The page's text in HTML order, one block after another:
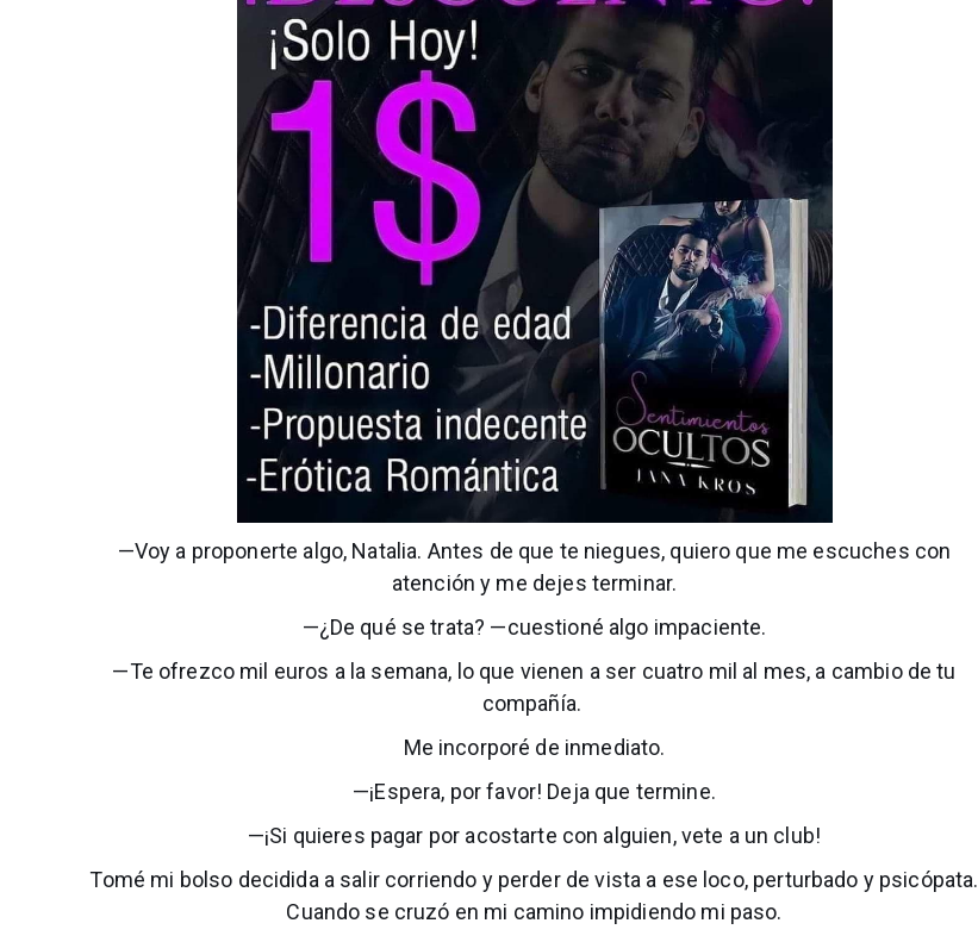
—Voy a proponerte algo, Natalia. Antes de que te niegues, quiero que me escuches con
atención y me dejes terminar.
—¿De qué se trata? —cuestioné algo impaciente.
—Te ofrezco mil euros a la semana, lo que vienen a ser cuatro mil al mes, a cambio de tu
compañía.
Me incorporé de inmediato.
—¡Espera, por favor! Deja que termine.
—¡Si quieres pagar por acostarte con alguien, vete a un club!
Tomé mi bolso decidida a salir corriendo y perder de vista a ese loco, perturbado y psicópata.
Cuando se cruzó en mi camino impidiendo mi paso.